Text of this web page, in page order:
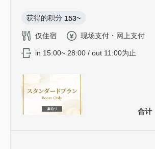
合计
获得的积分 153~
仅住宿 现场支付・网上支付
in 15:00~ 28:00 / out 11:00为止